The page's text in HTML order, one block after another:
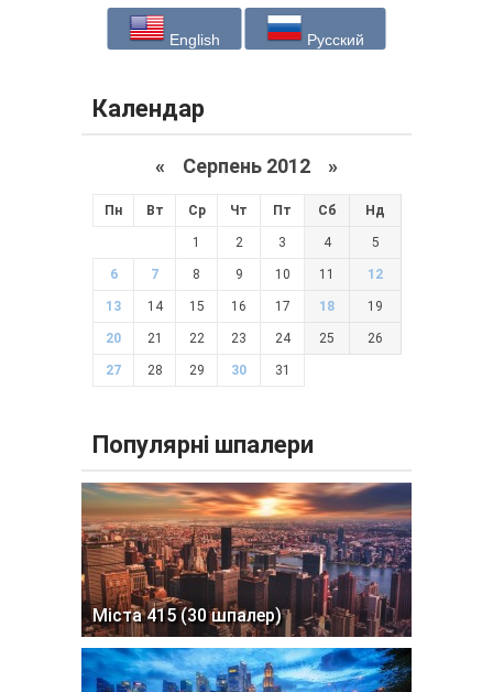
English Русский
Календар
« Серпень 2012 »
Пн Вт Ср Чт Пт Сб Нд
1 2 3 4 5
6 7 8 9 10 11 12
13 14 15 16 17 18 19
20 21 22 23 24 25 26
27 28 29 30 31
Популярні шпалери
Міста 415 (30 шпалер)